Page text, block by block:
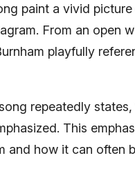
paint a vivid
From an open
playfully
repeatedly
This
and how it can often